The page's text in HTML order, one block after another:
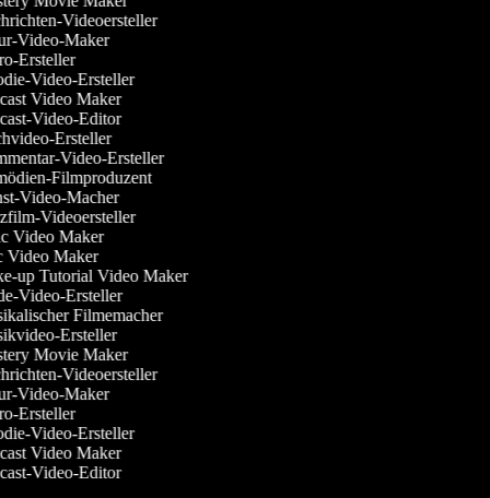
Videoersteller
Video-Maker
Ersteller
Video-Ersteller
Video Maker
Video-Editor
Ersteller
Video-Ersteller
Filmproduzent
Video-Macher
Videoersteller
Video Maker
Maker
up Tutorial Video Maker
Video-Ersteller
Filmemacher
Ersteller
Movie Maker
Videoersteller
Video-Maker
Ersteller
Video-Ersteller
Video Maker
Video-Editor